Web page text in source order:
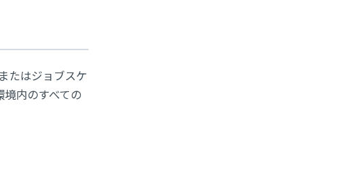
たはジョブスケ
内のすべての